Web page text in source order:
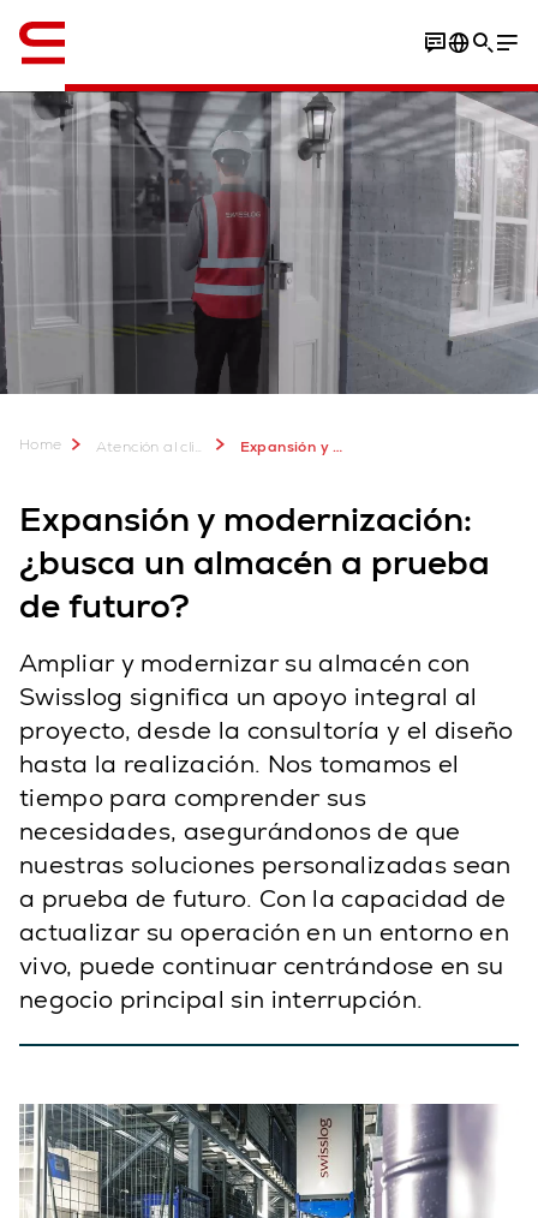
Home Atención al cliente Expansión y modernización
Expansión y modernización:
¿busca un almacén a prueba
de futuro?
Ampliar y modernizar su almacén con
Swisslog significa un apoyo integral al
proyecto, desde la consultoría y el diseño
hasta la realización. Nos tomamos el
tiempo para comprender sus
necesidades, asegurándonos de que
nuestras soluciones personalizadas sean
a prueba de futuro. Con la capacidad de
actualizar su operación en un entorno en
vivo, puede continuar centrándose en su
negocio principal sin interrupción.